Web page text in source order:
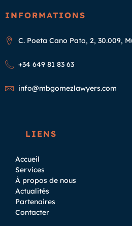
INFORMATIONS
C. Poeta Cano Pato, 2, 30.009,
+34 649 81 83 63
info@mbgomezlawyers.com
LIENS
Accueil
Services
À propos de nous
Actualités
Partenaires
Contacter